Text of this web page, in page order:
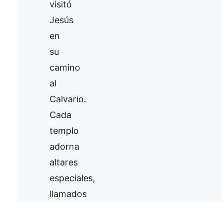
visitó
Jesús
en
su
camino
al
Calvario.
Cada
templo
adorna
altares
especiales,
llamados